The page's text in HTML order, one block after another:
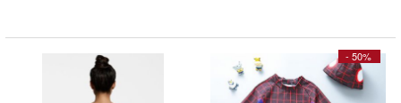
- 50%